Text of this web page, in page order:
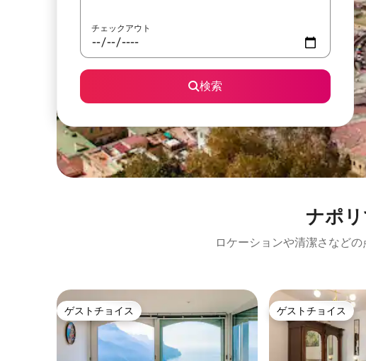
チェックアウト
検索
ナポ
ロケーションや清潔さなど
ゲストチョイス
ゲストチョイス ゲストチョイス
ゲストチョイス